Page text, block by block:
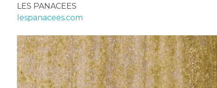
LES PANACEES
lespanacees.com